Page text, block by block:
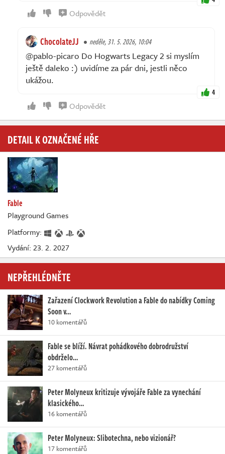
Odpovědět
ChocolateJJ neděle, 31. 5. 2026, 10:04
@pablo-picaro Do Hogwarts Legacy 2 si myslím
ještě daleko :) uvidíme za pár dni, jestli něco
ukážou.
4
Odpovědět
DETAIL K OZNAČENÉ HŘE
Fable
Playground Games
Platformy:
Vydání: 23. 2. 2027
NEPŘEHLÉDNĚTE
Zařazení Clockwork Revolution a Fable do nabídky Coming
Soon v…
10 komentářů
Fable se blíží. Návrat pohádkového dobrodružství
obdrželo…
27 komentářů
Peter Molyneux kritizuje vývojáře Fable za vynechání
klasického…
16 komentářů
Peter Molyneux: Slibotechna, nebo vizionář?
17 komentářů